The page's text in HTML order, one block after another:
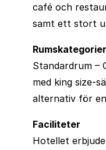
café och
samt ett stort
Rumskategorier
Standardrum –
med king size-
alternativ för
Faciliteter
Hotellet